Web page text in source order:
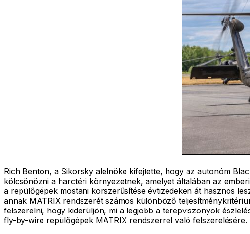
Rich Benton, a Sikorsky alelnöke kifejtette, hogy az autonóm
kölcsönözni a harctéri környezetnek, amelyet általában az
a repülőgépek mostani korszerűsítése évtizedeken át hasznos
annak MATRIX rendszerét számos különböző
felszerelni, hogy kiderüljön, mi a legjobb a terepviszonyok
fly-by-wire repülőgépek MATRIX rendszerrel való felszerelésére.